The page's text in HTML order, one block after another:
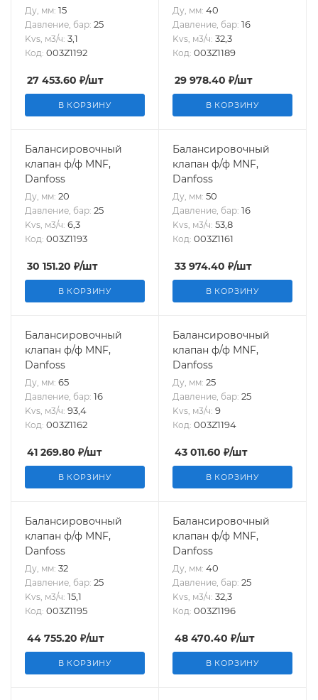
Ду, мм: 15
Давление, бар: 25
Kvs, м3/ч: 3,1
Код: 003Z1192
27 453.60 ₽/шт
В КОРЗИНУ
Ду, мм: 40
Давление, бар: 16
Kvs, м3/ч: 32,3
Код: 003Z1189
29 978.40 ₽/шт
В КОРЗИНУ
Балансировочный
клапан ф/ф MNF,
Danfoss
Ду, мм: 20
Давление, бар: 25
Kvs, м3/ч: 6,3
Код: 003Z1193
30 151.20 ₽/шт
В КОРЗИНУ
Балансировочный
клапан ф/ф MNF,
Danfoss
Ду, мм: 50
Давление, бар: 16
Kvs, м3/ч: 53,8
Код: 003Z1161
33 974.40 ₽/шт
В КОРЗИНУ
Балансировочный
клапан ф/ф MNF,
Danfoss
Ду, мм: 65
Давление, бар: 16
Kvs, м3/ч: 93,4
Код: 003Z1162
41 269.80 ₽/шт
В КОРЗИНУ
Балансировочный
клапан ф/ф MNF,
Danfoss
Ду, мм: 25
Давление, бар: 25
Kvs, м3/ч: 9
Код: 003Z1194
43 011.60 ₽/шт
В КОРЗИНУ
Балансировочный
клапан ф/ф MNF,
Danfoss
Ду, мм: 32
Давление, бар: 25
Kvs, м3/ч: 15,1
Код: 003Z1195
44 755.20 ₽/шт
В КОРЗИНУ
Балансировочный
клапан ф/ф MNF,
Danfoss
Ду, мм: 40
Давление, бар: 25
Kvs, м3/ч: 32,3
Код: 003Z1196
48 470.40 ₽/шт
В КОРЗИНУ